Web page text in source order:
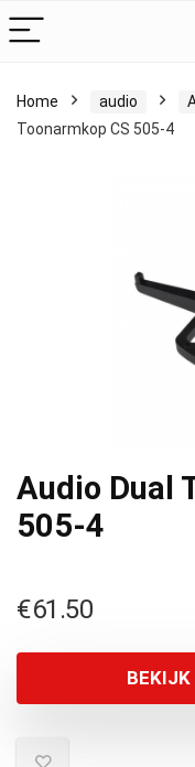
Home audio
Toonarmkop CS 505-4
Audio Dual
505-4
€61.50